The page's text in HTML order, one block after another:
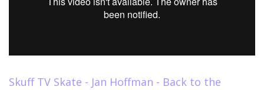
Skuff TV Skate - Jan Hoffman - Back to the